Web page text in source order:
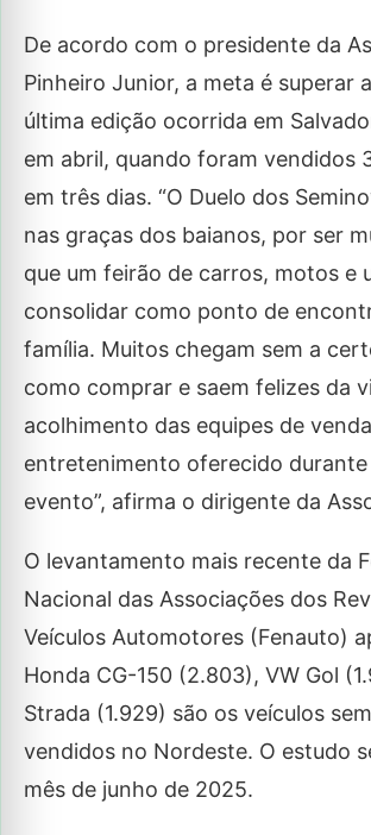
De acordo com o presidente da
Pinheiro Junior, a meta é superar
última edição ocorrida em
em abril, quando foram vendidos
em três dias. “O Duelo dos
nas graças dos baianos, por ser
que um feirão de carros, motos e
consolidar como ponto de
família. Muitos chegam sem a
como comprar e saem felizes da
acolhimento das equipes de
entretenimento oferecido durante
evento”, afirma o dirigente da
O levantamento mais recente da
Nacional das Associações dos
Veículos Automotores (Fenauto)
Honda CG-150 (2.803), VW Gol
Strada (1.929) são os veículos
vendidos no Nordeste. O estudo
mês de junho de 2025.